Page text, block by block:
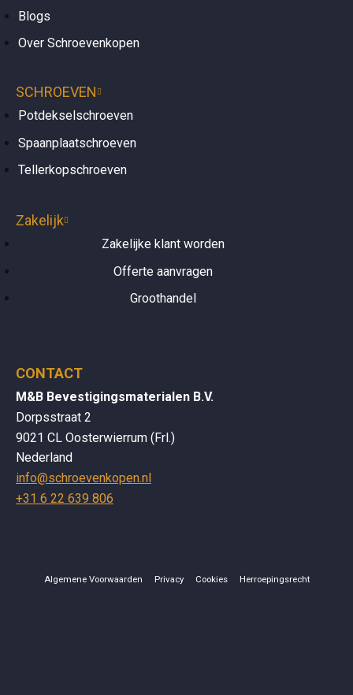
Blogs
Over Schroevenkopen
SCHROEVEN
Potdekselschroeven
Spaanplaatschroeven
Tellerkopschroeven
Zakelijk
Zakelijke klant worden
Offerte aanvragen
Groothandel
CONTACT
M&B Bevestigingsmaterialen B.V.
Dorpsstraat 2
9021 CL Oosterwierrum (Frl.)
Nederland
info@schroevenkopen.nl
+31 6 22 639 806
Algemene Voorwaarden Privacy Cookies Herroepingsrecht